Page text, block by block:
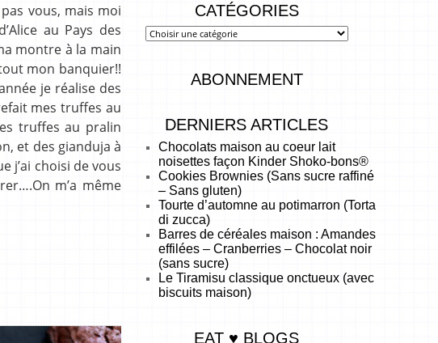
vous, mais moi
au Pays des
montre à la main
mon banquier!!
je réalise des
mes truffes au
truffes au pralin
et des gianduja à
j’ai choisi de vous
m’a même
CATÉGORIES
ABONNEMENT
DERNIERS ARTICLES
Chocolats maison au coeur lait
noisettes façon Kinder Shoko-bons®
Cookies Brownies (Sans sucre raffiné
– Sans gluten)
Tourte d’automne au potimarron (Torta
di zucca)
Barres de céréales maison : Amandes
effilées – Cranberries – Chocolat noir
(sans sucre)
Le Tiramisu classique onctueux (avec
biscuits maison)
EAT ♥ BLOGS